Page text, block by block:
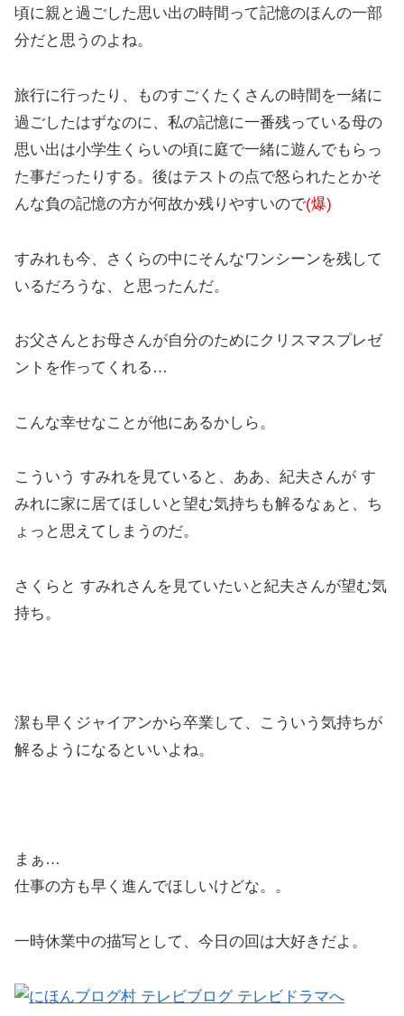
頃に親と過ごした思い出の時間って記憶のほんの一部
分だと思うのよね。
旅行に行ったり、ものすごくたくさんの時間を一緒に
過ごしたはずなのに、私の記憶に一番残っている母の
思い出は小学生くらいの頃に庭で一緒に遊んでもらっ
た事だったりする。後はテストの点で怒られたとかそ
んな負の記憶の方が何故か残りやすいので(爆)
すみれも今、さくらの中にそんなワンシーンを残して
いるだろうな、と思ったんだ。
お父さんとお母さんが自分のためにクリスマスプレゼ
ントを作ってくれる…
こんな幸せなことが他にあるかしら。
こういう すみれを見ていると、ああ、紀夫さんが す
みれに家に居てほしいと望む気持ちも解るなぁと、ち
ょっと思えてしまうのだ。
さくらと すみれさんを見ていたいと紀夫さんが望む気
持ち。
潔も早くジャイアンから卒業して、こういう気持ちが
解るようになるといいよね。
まぁ…
仕事の方も早く進んでほしいけどな。。
一時休業中の描写として、今日の回は大好きだよ。